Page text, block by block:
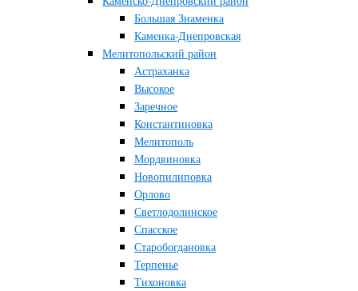
Большая Знаменка
Каменка-Днепровская
Мелитопольский район
Астраханка
Высокое
Заречное
Константиновка
Мелитополь
Мордвиновка
Новопилиповка
Орлово
Светлодолинское
Спасское
Старобогдановка
Терпенье
Тихоновка